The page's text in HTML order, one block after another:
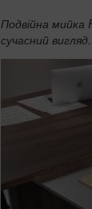
Подвійна мийка
сучасний